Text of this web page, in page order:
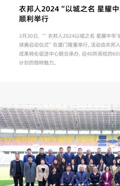
衣邦人2024“以城之名 星耀
顺利举行
3月30日，“‘ 衣邦人2024以城之名 星耀中华
球赛启动仪式”在厦门隆重举行。活动由衣邦
成果转化促进中心联合承办，近40所高校的
计划的独特魅力。